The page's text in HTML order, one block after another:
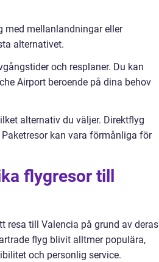
med mellanlandningar eller
alternativet.
och resplaner. Du kan
Airport beroende på dina behov
alternativ du väljer. Direktflyg
kan vara förmånliga för
flygresor till
resa till Valencia på grund av deras
flyg blivit alltmer populära,
och personlig service.